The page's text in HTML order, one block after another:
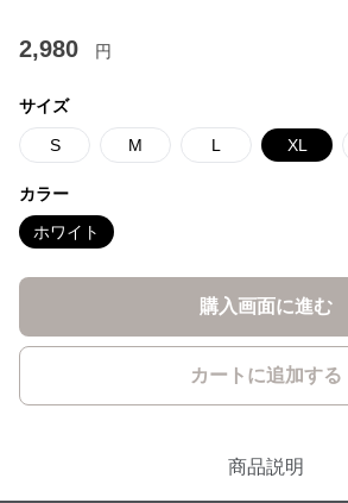
2,980 円
サイズ
S M L XL
カラー
ホワイト
購入画面に進む
カートに追加する
商品説明